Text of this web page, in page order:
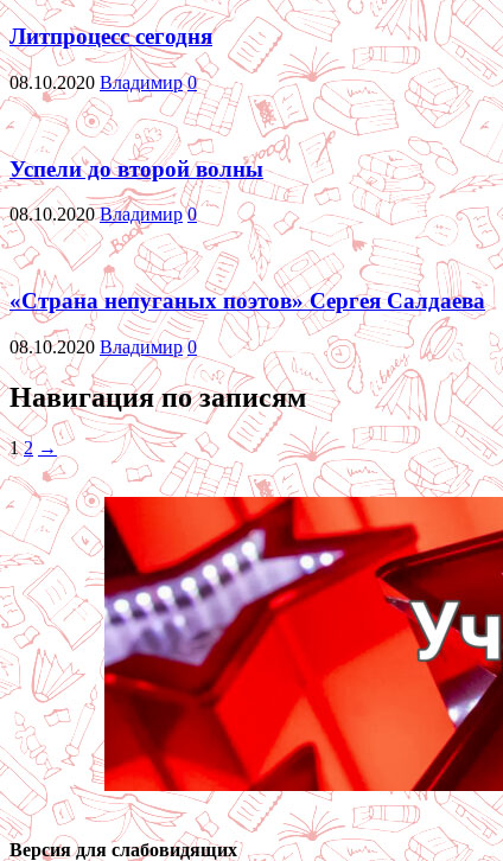
Литпроцесс сегодня
08.10.2020 Владимир 0
Успели до второй волны
08.10.2020 Владимир 0
«Страна непуганых поэтов» Сергея Салдаева
08.10.2020 Владимир 0
Навигация по записям
1 2 →
Версия для слабовидящих